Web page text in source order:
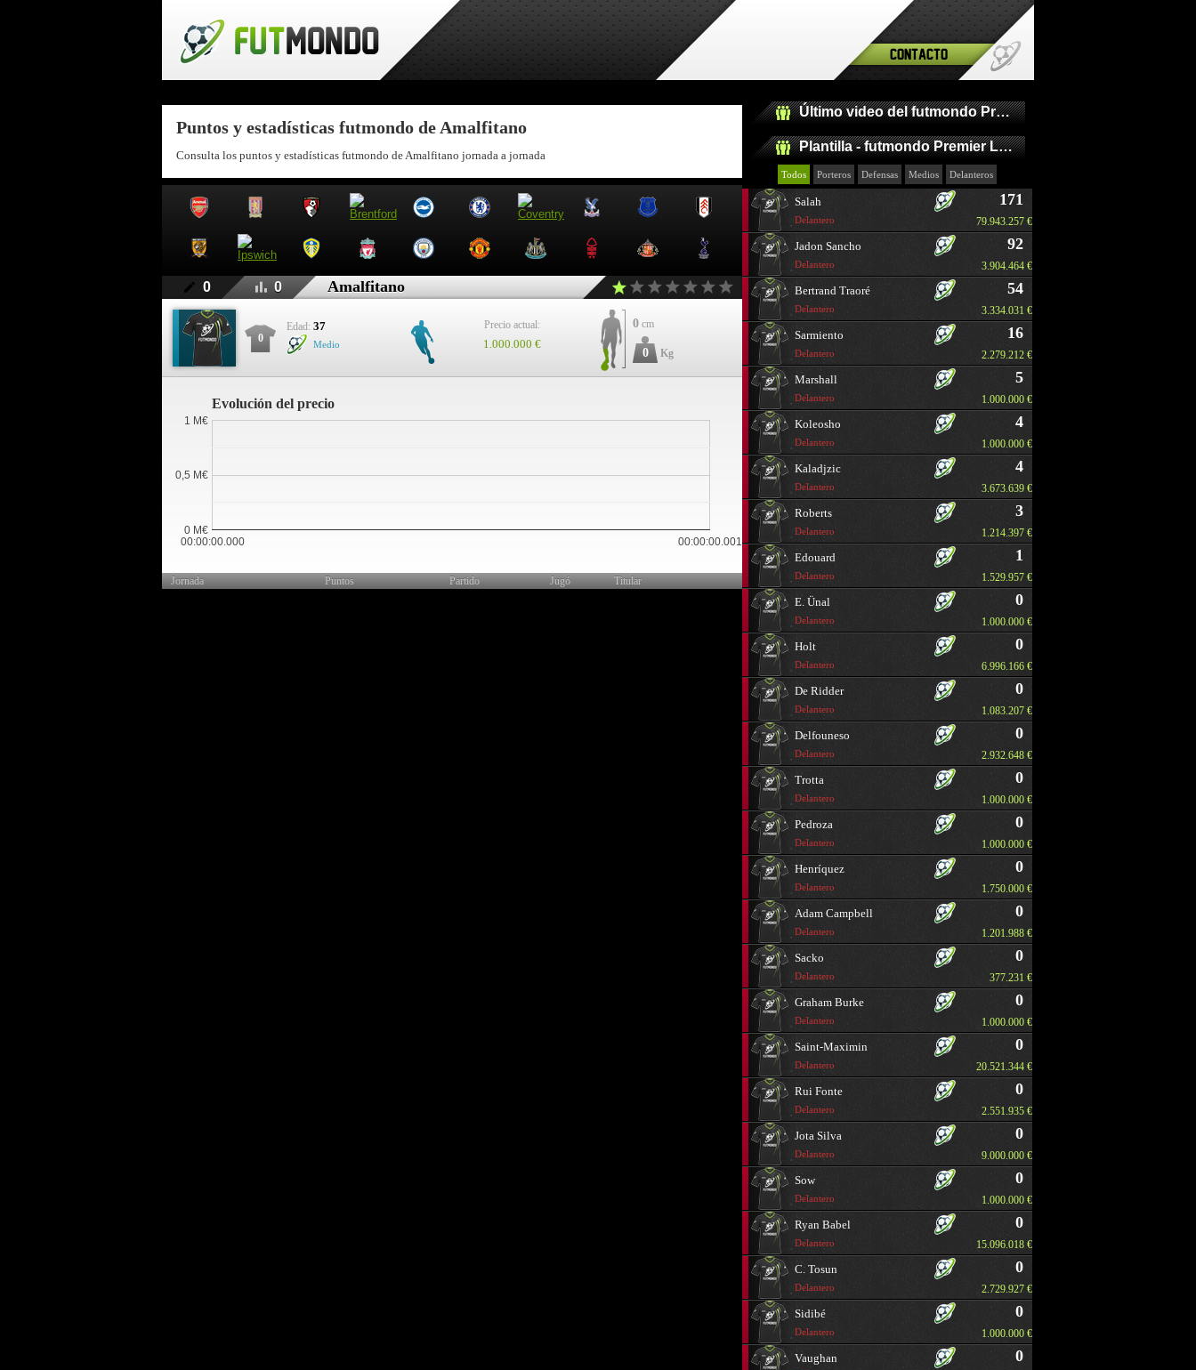
Contacto
Puntos y estadísticas futmondo de Amalfitano
Consulta los puntos y estadísticas futmondo de Amalfitano jornada a jornada
0 0 Amalfitano
0
Edad: 37
Medio
Precio actual:
1.000.000 €
0 cm
0 Kg
Evolución del precio
00:00:00.000 00:00:00.001
0 M€
0,5 M€
1 M€
Jornada Puntos Partido Jugó Titular
Último video del futmondo Premier League
Plantilla - futmondo Premier League
Todos Porteros Defensas Medios Delanteros
Salah
Delantero
171
79.943.257 €
Jadon Sancho
Delantero
92
3.904.464 €
Bertrand Traoré
Delantero
54
3.334.031 €
Sarmiento
Delantero
16
2.279.212 €
Marshall
Delantero
5
1.000.000 €
Koleosho
Delantero
4
1.000.000 €
Kaladjzic
Delantero
4
3.673.639 €
Roberts
Delantero
3
1.214.397 €
Edouard
Delantero
1
1.529.957 €
E. Ünal
Delantero
0
1.000.000 €
Holt
Delantero
0
6.996.166 €
De Ridder
Delantero
0
1.083.207 €
Delfouneso
Delantero
0
2.932.648 €
Trotta
Delantero
0
1.000.000 €
Pedroza
Delantero
0
1.000.000 €
Henríquez
Delantero
0
1.750.000 €
Adam Campbell
Delantero
0
1.201.988 €
Sacko
Delantero
0
377.231 €
Graham Burke
Delantero
0
1.000.000 €
Saint-Maximin
Delantero
0
20.521.344 €
Rui Fonte
Delantero
0
2.551.935 €
Jota Silva
Delantero
0
9.000.000 €
Sow
Delantero
0
1.000.000 €
Ryan Babel
Delantero
0
15.096.018 €
C. Tosun
Delantero
0
2.729.927 €
Sidibé
Delantero
0
1.000.000 €
Vaughan 0